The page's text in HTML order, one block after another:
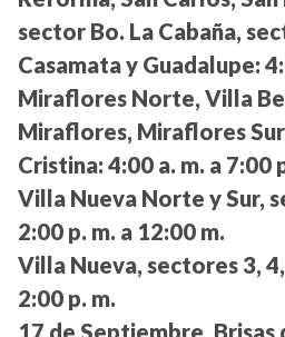
sector Bo. La Cabaña,
Casamata y Guadalupe:
Miraflores Norte, Villa
Miraflores, Miraflores
Cristina: 4:00 a. m. a 7:00
Villa Nueva Norte y Sur,
2:00 p. m. a 12:00 m.
Villa Nueva, sectores 3,
2:00 p. m.
17 de Septiembre, Brisas